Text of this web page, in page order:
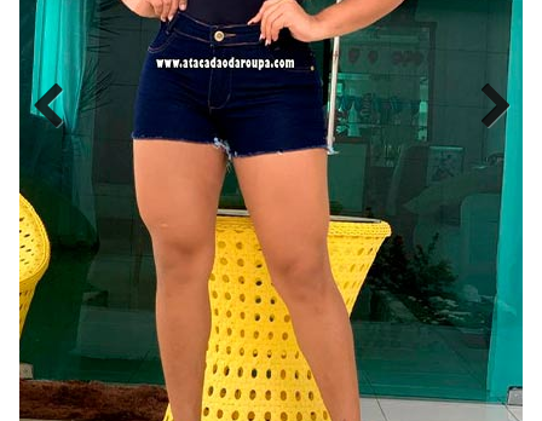
MODA
FITNESS
MODA
GRIFE
INFANTIL
MODA
INTIMA
MODA
INVERNO
MODA
MASCULINA